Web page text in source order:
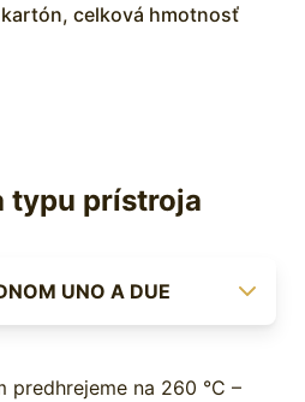
celková hmotnosť
typu prístroja
UNO A DUE
predhrejeme na 260 °C –